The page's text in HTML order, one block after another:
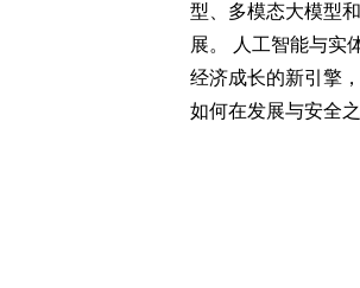
型、多模态大模型
展。 人工智能与实
经济成长的新引擎
如何在发展与安全